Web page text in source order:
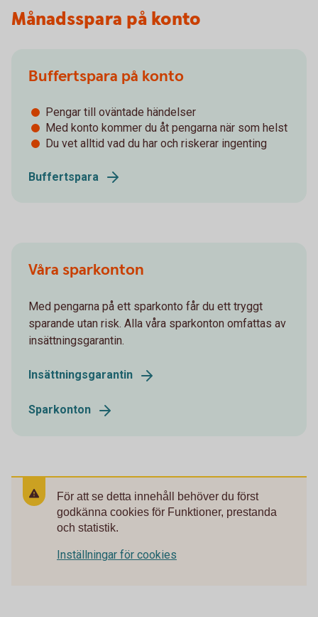
Månadsspara på konto
Buffertspara på konto
Pengar till oväntade händelser
Med konto kommer du åt pengarna när som helst
Du vet alltid vad du har och riskerar ingenting
Buffertspara
Våra sparkonton
Med pengarna på ett sparkonto får du ett tryggt
sparande utan risk. Alla våra sparkonton omfattas av
insättningsgarantin.
Insättningsgarantin
Sparkonton
För att se detta innehåll behöver du först
godkänna cookies för Funktioner, prestanda
och statistik.
Inställningar för cookies